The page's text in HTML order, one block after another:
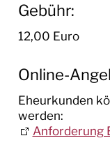
Schäden
Gebühr:
12,00 Euro
Online-
Eheurkunden
werden:
Anforderung